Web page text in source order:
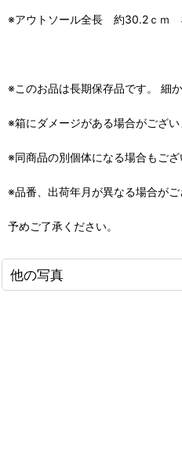
※アウトソール全長 約30.2ｃｍ
※このお品は長期保存品です。 細
※箱にダメージがある場合がござい
※同商品の別個体になる場合もござ
※品番、出荷年月が異なる場合がご
予めご了承ください。
他の写真